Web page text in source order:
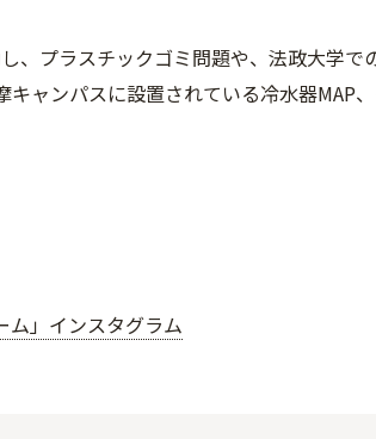
、プラスチックゴミ問題や、法政大学で
ャンパスに設置されている冷水器MAP
ム」インスタグラム